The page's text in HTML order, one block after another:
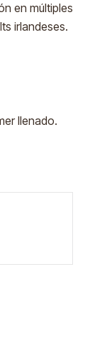
en múltiples
irlandeses.
llenado.